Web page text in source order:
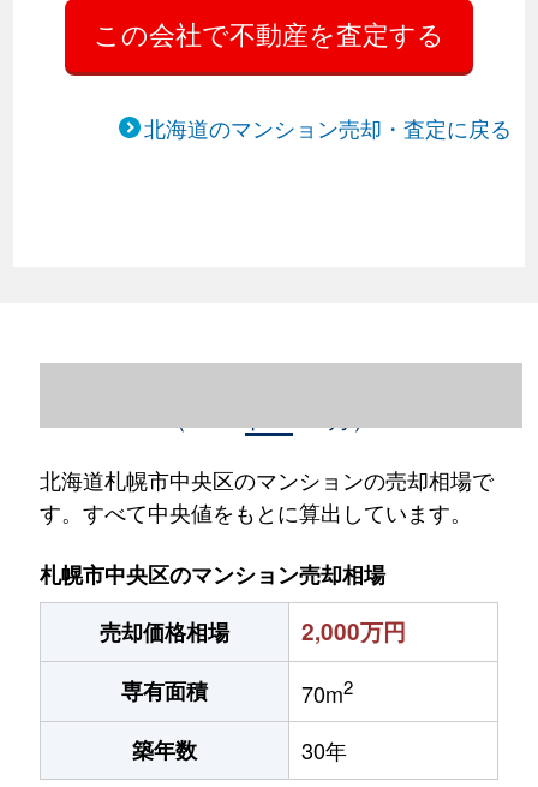
北海道のマンション売却・査定に戻る
北海道札幌市中央区のマンションの売却相場で
す。すべて中央値をもとに算出しています。
札幌市中央区のマンション売却相場
売却価格相場
2,000万円
専有面積 70m2
築年数 30年